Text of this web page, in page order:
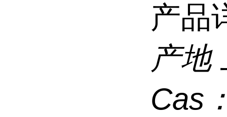
产品
产地
Cas